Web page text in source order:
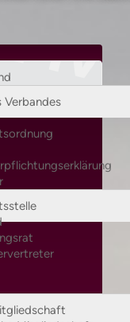
Verbandes